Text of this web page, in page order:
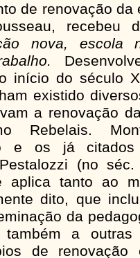
de renovação da
recebeu
nova, escola
início do século
existido
a renovação
Rebelais.
e os já
(no
aplica tanto ao
dito, que
da
também a outras
de renovação